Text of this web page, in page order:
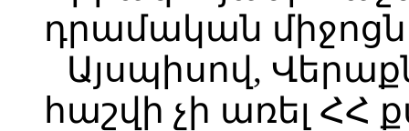
դրամական
Այսպիսով,
հաշվի չի առել